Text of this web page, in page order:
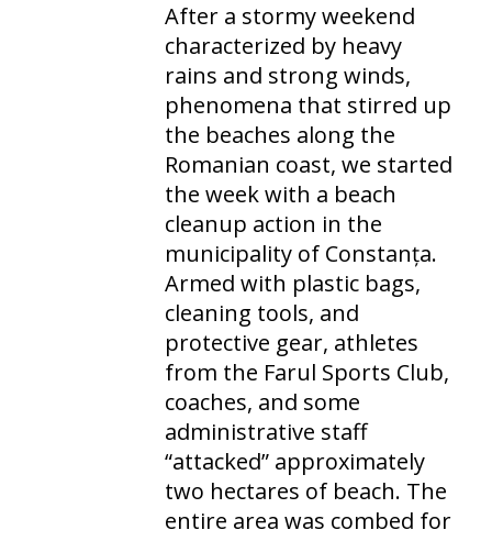
After a stormy weekend
characterized by heavy
rains and strong winds,
phenomena that stirred up
the beaches along the
Romanian coast, we started
the week with a beach
cleanup action in the
municipality of Constanța.
Armed with plastic bags,
cleaning tools, and
protective gear, athletes
from the Farul Sports Club,
coaches, and some
administrative staff
“attacked” approximately
two hectares of beach. The
entire area was combed for